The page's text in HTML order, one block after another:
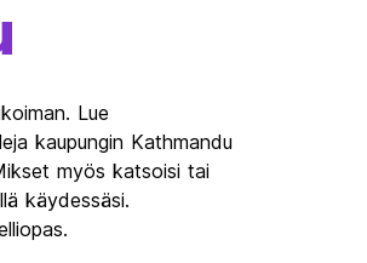
Lue
kaupungin Kathmandu
myös katsoisi tai
käydessäsi.